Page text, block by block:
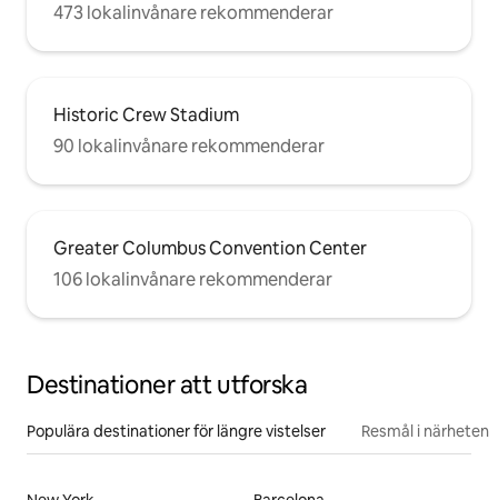
473 lokalinvånare rekommenderar
Historic Crew Stadium
90 lokalinvånare rekommenderar
Greater Columbus Convention Center
106 lokalinvånare rekommenderar
Destinationer att utforska
Populära destinationer för längre vistelser Resmål i närheten